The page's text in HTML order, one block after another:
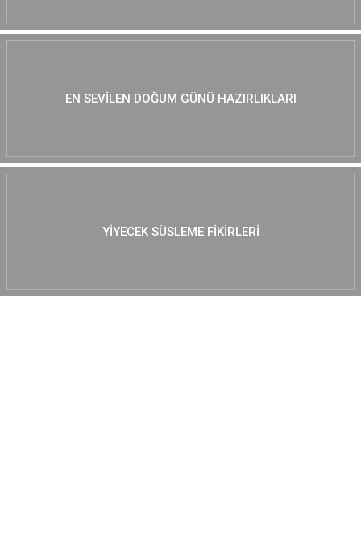
EN SEVILEN DOĞUM GÜNÜ HAZIRLIKLARI
YIYECEK SÜSLEME FIKIRLERI